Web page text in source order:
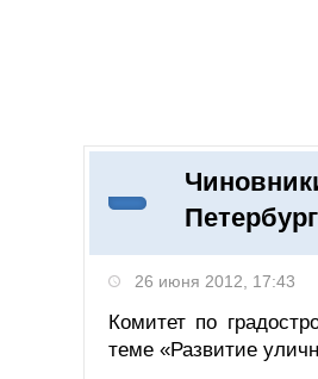
Поиск
26 июня 2012, 17:43
Комитет по
теме «Развитие